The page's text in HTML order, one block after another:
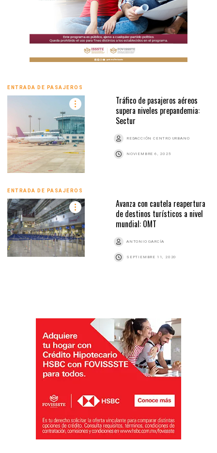
ENTRADA DE PASAJEROS
Tráfico de pasajeros aéreos
supera niveles prepandemia:
Sectur
REDACCIÓN CENTRO URBANO
NOVIEMBRE 6, 2025
ENTRADA DE PASAJEROS
Avanza con cautela reapertura
de destinos turísticos a nivel
mundial: OMT
ANTONIO GARCÍA
SEPTIEMBRE 11, 2020